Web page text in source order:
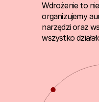
Wdrożenie to
organizujemy
narzędzi oraz
wszystko